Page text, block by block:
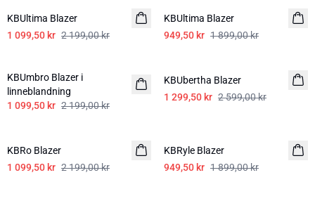
KBUltima Blazer
1 099,50 kr 2 199,00 kr
KBUltima Blazer
949,50 kr 1 899,00 kr
KBUmbro Blazer i
linneblandning
1 099,50 kr 2 199,00 kr
KBUbertha Blazer
1 299,50 kr 2 599,00 kr
KBRo Blazer
1 099,50 kr 2 199,00 kr
KBRyle Blazer
949,50 kr 1 899,00 kr